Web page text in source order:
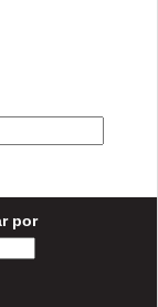
por